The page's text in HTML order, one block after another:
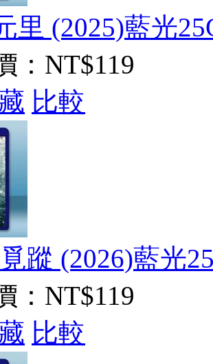
里 (2025)藍光
： NT$119
比較
蹤 (2026)藍光
： NT$119
比較